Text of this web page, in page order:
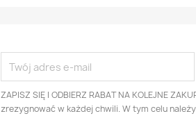
ZAPISZ SIĘ I ODBIERZ RABAT NA KOLEJNE
zrezygnować w każdej chwili. W tym celu